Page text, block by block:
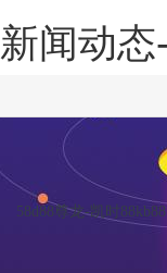
新闻动
58d88尊龙-凯时88kb88